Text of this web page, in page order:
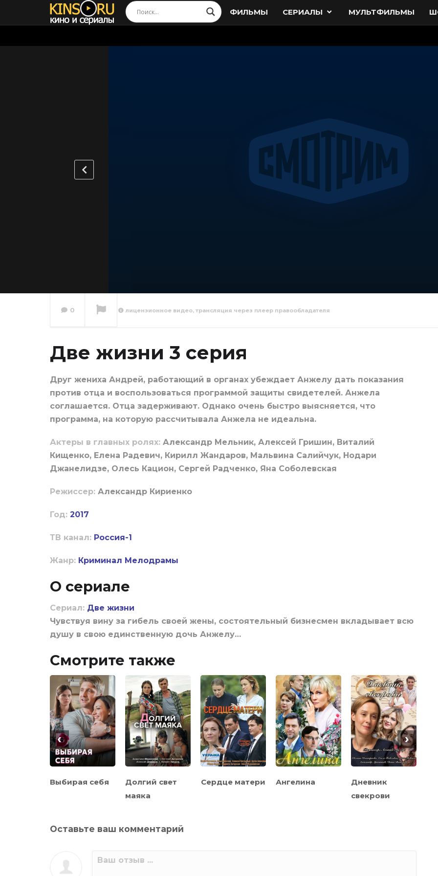
ФИЛЬМЫ СЕРИАЛЫ МУЛЬТФИЛЬМЫ
Сейчас вы смотрите
0 лицензионное видео, трансляция через плеер правообладателя
Две жизни 3 серия
Друг жениха Андрей, работающий в органах убеждает Анжелу дать показания
против отца и воспользоваться программой защиты свидетелей. Анжела
соглашается. Отца задерживают. Однако очень быстро выясняется, что
программа, на которую рассчитывала Анжела не идеальна.
Актеры в главных ролях: Александр Мельник, Алексей Гришин, Виталий
Кищенко, Елена Радевич, Кирилл Жандаров, Мальвина Салийчук, Нодари
Джанелидзе, Олесь Кацион, Сергей Радченко, Яна Соболевская
Режиссер: Александр Кириенко
Год: 2017
ТВ канал: Россия-1
Жанр: Криминал Мелодрамы
О сериале
Сериал: Две жизни
Чувствуя вину за гибель своей жены, состоятельный бизнесмен вкладывает всю
душу в свою единственную дочь Анжелу…
Смотрите также
Выбирая себя
Долгий свет
маяка
Сердце матери Ангелина
Дневник
свекрови
‹ ›
Оставьте ваш комментарий